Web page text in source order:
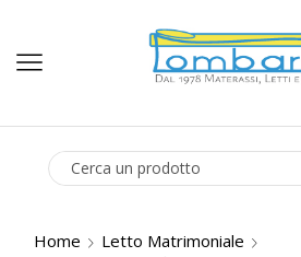
Home
Letto Matrimoniale